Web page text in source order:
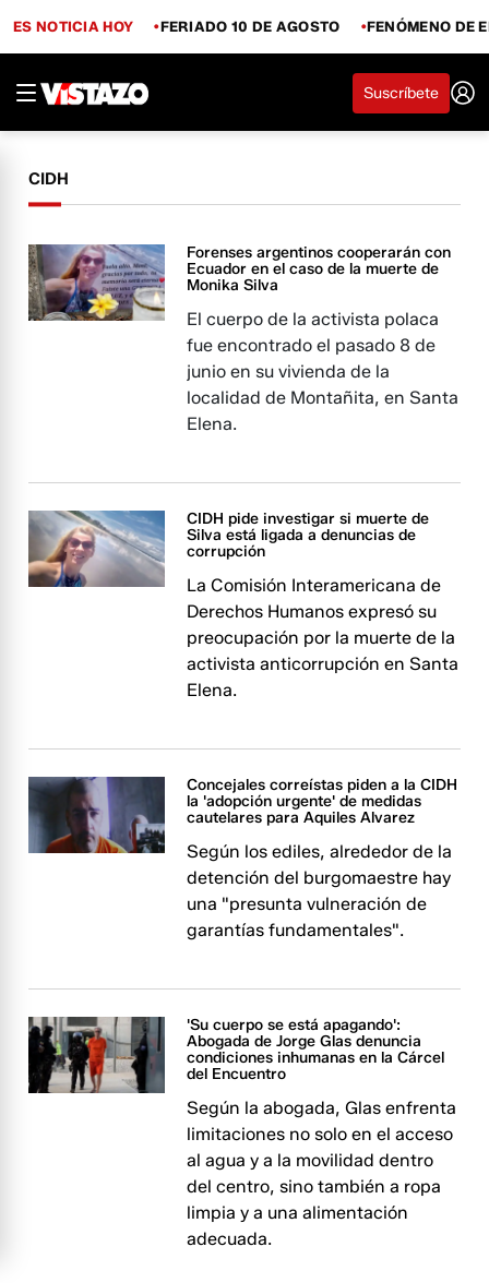
ES NOTICIA HOY FERIADO 10 DE AGOSTO FENÓMENO DE
Suscríbete
CIDH
Forenses argentinos cooperarán con
Ecuador en el caso de la muerte de
Monika Silva
El cuerpo de la activista polaca
fue encontrado el pasado 8 de
junio en su vivienda de la
localidad de Montañita, en Santa
Elena.
CIDH pide investigar si muerte de
Silva está ligada a denuncias de
corrupción
La Comisión Interamericana de
Derechos Humanos expresó su
preocupación por la muerte de la
activista anticorrupción en Santa
Elena.
Concejales correístas piden a la CIDH
la 'adopción urgente' de medidas
cautelares para Aquiles Alvarez
Según los ediles, alrededor de la
detención del burgomaestre hay
una "presunta vulneración de
garantías fundamentales".
'Su cuerpo se está apagando':
Abogada de Jorge Glas denuncia
condiciones inhumanas en la Cárcel
del Encuentro
Según la abogada, Glas enfrenta
limitaciones no solo en el acceso
al agua y a la movilidad dentro
del centro, sino también a ropa
limpia y a una alimentación
adecuada.